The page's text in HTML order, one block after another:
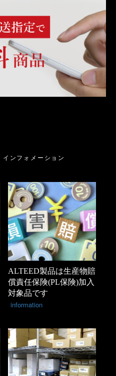
インフォメーション
ALTEED製品は生産物賠
償責任保険(PL保険)加入
対象品です
information